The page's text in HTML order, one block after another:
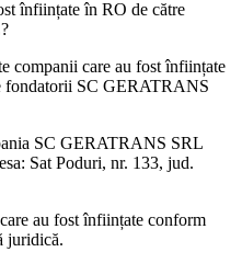
înființate în RO de către
?
companii care au fost înființate
fondatorii SC GERATRANS
SC GERATRANS SRL
Sat Poduri, nr. 133, jud.
au fost înființate conform
juridică.